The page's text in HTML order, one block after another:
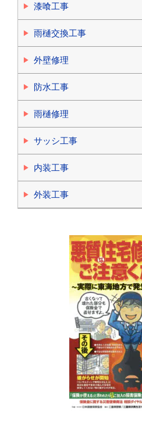
漆喰工事
雨樋交換工事
外壁修理
防水工事
雨樋修理
サッシ工事
内装工事
外装工事